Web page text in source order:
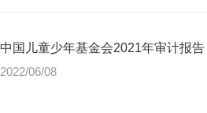
中国儿童少年基金会2021年审计报告
2022/06/08